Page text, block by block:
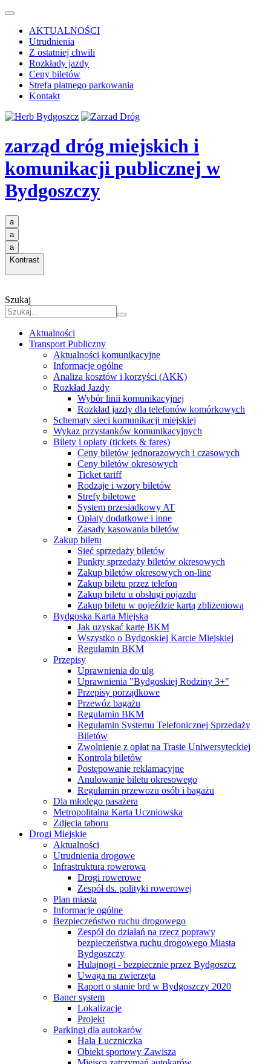
AKTUALNOŚCI
Utrudnienia
Z ostatniej chwili
Rozkłady jazdy
Ceny biletów
Strefa płatnego parkowania
Kontakt
zarząd dróg miejskich i
komunikacji publicznej w
Bydgoszczy
a
a
a
Kontrast
Szukaj
Aktualności
Transport Publiczny
Aktualności komunikacyjne
Informacje ogólne
Analiza kosztów i korzyści (AKK)
Rozkład Jazdy
Wybór linii komunikacyjnej
Rozkład jazdy dla telefonów komórkowych
Schematy sieci komunikacji miejskiej
Wykaz przystanków komunikacyjnych
Bilety i opłaty (tickets & fares)
Ceny biletów jednorazowych i czasowych
Ceny biletów okresowych
Ticket tariff
Rodzaje i wzory biletów
Strefy biletowe
System przesiadkowy AT
Opłaty dodatkowe i inne
Zasady kasowania biletów
Zakup biletu
Sieć sprzedaży biletów
Punkty sprzedaży biletów okresowych
Zakup biletów okresowych on-line
Zakup biletu przez telefon
Zakup biletu u obsługi pojazdu
Zakup biletu w pojeździe kartą zbliżeniową
Bydgoska Karta Miejska
Jak uzyskać kartę BKM
Wszystko o Bydgoskiej Karcie Miejskiej
Regulamin BKM
Przepisy
Uprawnienia do ulg
Uprawnienia "Bydgoskiej Rodziny 3+"
Przepisy porządkowe
Przewóz bagażu
Regulamin BKM
Regulamin Systemu Telefonicznej Sprzedaży
Biletów
Zwolnienie z opłat na Trasie Uniwersyteckiej
Kontrola biletów
Postępowanie reklamacyjne
Anulowanie biletu okresowego
Regulamin przewozu osób i bagażu
Dla młodego pasażera
Metropolitalna Karta Uczniowska
Zdjęcia taboru
Drogi Miejskie
Aktualności
Utrudnienia drogowe
Infrastruktura rowerowa
Drogi rowerowe
Zespół ds. polityki rowerowej
Plan miasta
Informacje ogólne
Bezpieczeństwo ruchu drogowego
Zespół do działań na rzecz poprawy
bezpieczeństwa ruchu drogowego Miasta
Bydgoszczy
Hulajnogi - bezpiecznie przez Bydgoszcz
Uwaga na zwierzęta
Raport o stanie brd w Bydgoszczy 2020
Baner system
Lokalizacje
Projekt
Parkingi dla autokarów
Hala Łuczniczka
Obiekt sportowy Zawisza